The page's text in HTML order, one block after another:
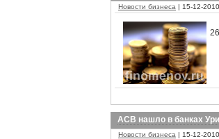
Новости бизнеса | 15-12-
АСВ нашло в банках
Новости бизнеса | 15-12-